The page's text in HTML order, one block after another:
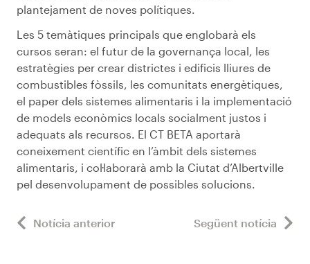
plantejament de noves polítiques.
Les 5 temàtiques principals que englobarà els
cursos seran: el futur de la governança local, les
estratègies per crear districtes i edificis lliures de
combustibles fòssils, les comunitats energètiques,
el paper dels sistemes alimentaris i la implementació
de models econòmics locals socialment justos i
adequats als recursos. El CT BETA aportarà
coneixement científic en l’àmbit dels sistemes
alimentaris, i col·laborarà amb la Ciutat d’Albertville
pel desenvolupament de possibles solucions.
Notícia anterior Següent notícia